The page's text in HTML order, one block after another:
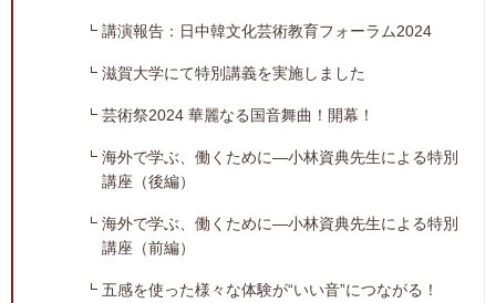
講演報告：日中韓文化芸術教育フォーラム2024
滋賀大学にて特別講義を実施しました
芸術祭2024 華麗なる国音舞曲！開幕！
海外で学ぶ、働くために―小林資典先生による特別
講座（後編）
海外で学ぶ、働くために―小林資典先生による特別
講座（前編）
五感を使った様々な体験が“いい音”につながる！